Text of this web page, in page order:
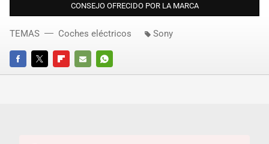
CONSEJO OFRECIDO POR LA MARCA
FACEBOOKTWITTERFLIPBOARD
E-
WHATSAPP
TEMAS Coches eléctricos Sony